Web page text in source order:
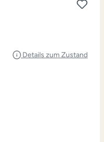
Details zum Zustand